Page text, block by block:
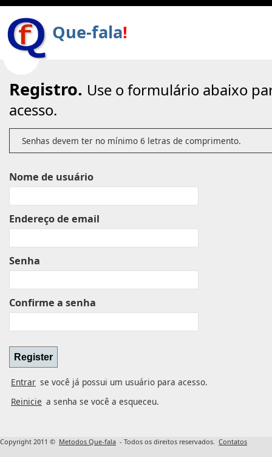
Que-fala!
Registro. Use o formulário abaixo
acesso.
Senhas devem ter no mínimo 6 letras de comprimento.
Nome de usuário
Endereço de email
Senha
Confirme a senha
Entrar se você já possui um usuário para acesso.
Reinicie a senha se você a esqueceu.
Copyright 2011 © Metodos Que-fala - Todos os direitos reservados. Contatos